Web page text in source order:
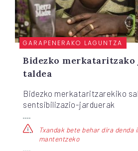
GARAPENERAKO LAGUNTZA
Bidezko
taldea
Bidezko merkataritzarekiko
sentsibilizazio-jarduerak
Txandak bete behar dira denda
mantentzeko